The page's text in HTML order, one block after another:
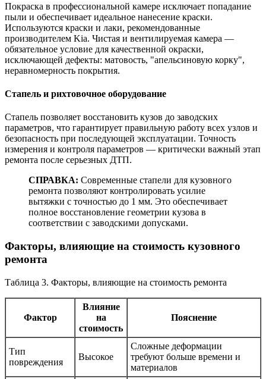
Покраска в профессиональной камере исключает попадание
пыли и обеспечивает идеальное нанесение краски.
Используются краски и лаки, рекомендованные
производителем Kia. Чистая и вентилируемая камера —
обязательное условие для качественной окраски,
исключающей дефекты: матовость, "апельсиновую корку",
неравномерность покрытия.
Стапель и рихтовочное оборудование
Стапель позволяет восстановить кузов до заводских
параметров, что гарантирует правильную работу всех узлов и
безопасность при последующей эксплуатации. Точность
измерения и контроля параметров — критически важный этап
ремонта после серьезных ДТП.
СПРАВКА: Современные стапели для кузовного
ремонта позволяют контролировать усилие
вытяжки с точностью до 1 мм. Это обеспечивает
полное восстановление геометрии кузова в
соответствии с заводскими допусками.
Факторы, влияющие на стоимость кузовного
ремонта
Таблица 3. Факторы, влияющие на стоимость ремонта
Фактор
Влияние
на
стоимость
Пояснение
Тип
повреждения
Высокое
Сложные деформации
требуют больше времени и
материалов